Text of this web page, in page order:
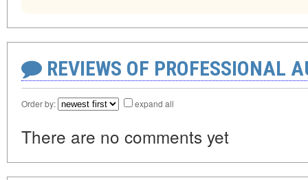
REVIEWS OF PROFESSIONAL
Order by: expand all
There are no comments yet